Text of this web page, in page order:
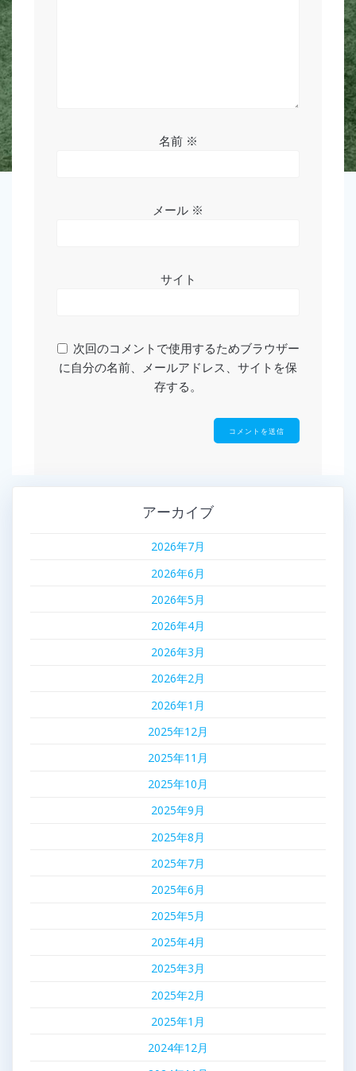
名前 ※
メール ※
サイト
次回のコメントで使用するためブラウザー
に自分の名前、メールアドレス、サイトを保
存する。
アーカイブ
2026年7月
2026年6月
2026年5月
2026年4月
2026年3月
2026年2月
2026年1月
2025年12月
2025年11月
2025年10月
2025年9月
2025年8月
2025年7月
2025年6月
2025年5月
2025年4月
2025年3月
2025年2月
2025年1月
2024年12月